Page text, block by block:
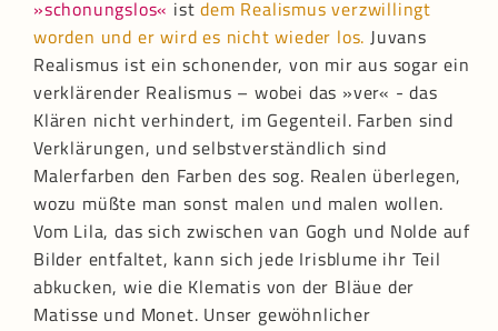
»schonungslos« istdem Realismus verzwillingt
worden und er wird es nicht wieder los. Juvans
Realismus ist ein schonender, von mir aus sogar ein
verklärender Realismus – wobei das »ver« - das
Klären nicht verhindert, im Gegenteil. Farben sind
Verklärungen, und selbstverständlich sind
Malerfarben den Farben des sog. Realen überlegen,
wozu müßte man sonst malen und malen wollen.
Vom Lila, das sich zwischen van Gogh und Nolde auf
Bilder entfaltet, kann sich jede Irisblume ihr Teil
abkucken, wie die Klematis von der Bläue der
Matisse und Monet. Unser gewöhnlicher